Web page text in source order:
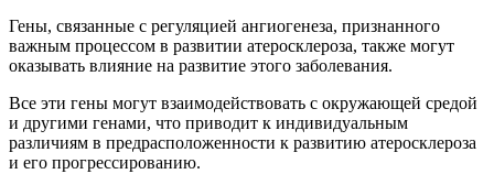
Гены, связанные с регуляцией ангиогенеза, признанного
важным процессом в развитии атеросклероза, также могут
оказывать влияние на развитие этого заболевания.
Все эти гены могут взаимодействовать с окружающей средой
и другими генами, что приводит к индивидуальным
различиям в предрасположенности к развитию атеросклероза
и его прогрессированию.